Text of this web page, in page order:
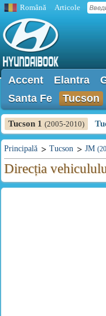
Română Articole
Accent Elantra
Santa Fe
Tucson
Tucson 1 (2005-2010)
Principală Tucson JM
Direcția